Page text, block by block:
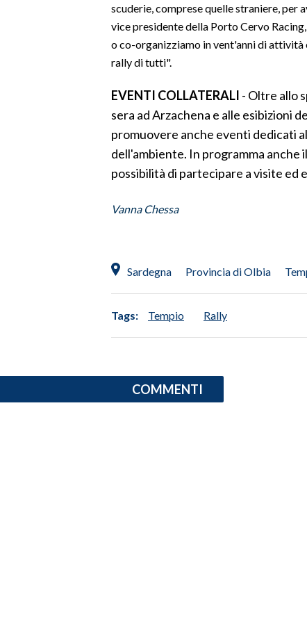
scuderie, comprese quelle straniere, per
vice presidente della Porto Cervo
o co-organizziamo in vent'anni di
rally di tutti".
EVENTI COLLATERALI - Oltre allo
sera ad Arzachena e alle esibizioni
promuovere anche eventi dedicati
dell'ambiente. In programma anche
possibilità di partecipare a visite ed
Vanna Chessa
Sardegna Provincia di Olbia
Tags: Tempio Rally
COMMENTI